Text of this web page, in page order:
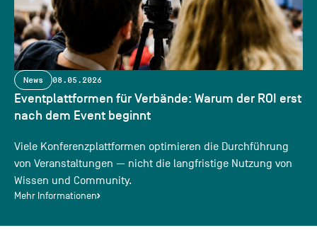
News 08.05.2026
Eventplattformen für Verbände: Warum der ROI erst
nach dem Event beginnt
Viele Konferenzplattformen optimieren die Durchführung
von Veranstaltungen — nicht die langfristige Nutzung von
Wissen und Community.
Mehr Informationen